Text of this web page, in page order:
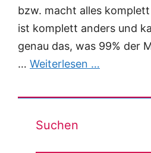
bzw. macht alles
ist komplett anders und
genau das, was 99% der
… Weiterlesen …
Suchen